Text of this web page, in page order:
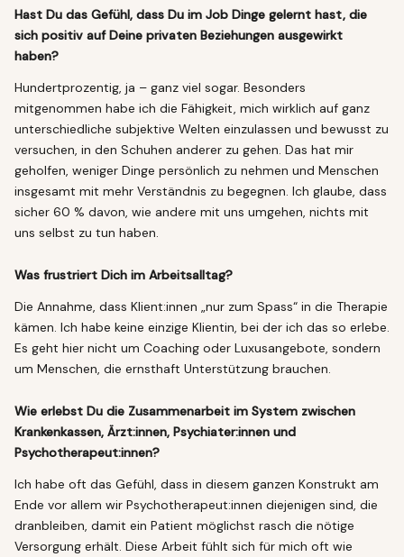
Hast Du das Gefühl, dass Du im Job Dinge gelernt hast, die
sich positiv auf Deine privaten Beziehungen ausgewirkt
haben?
Hundertprozentig, ja – ganz viel sogar. Besonders
mitgenommen habe ich die Fähigkeit, mich wirklich auf ganz
unterschiedliche subjektive Welten einzulassen und bewusst zu
versuchen, in den Schuhen anderer zu gehen. Das hat mir
geholfen, weniger Dinge persönlich zu nehmen und Menschen
insgesamt mit mehr Verständnis zu begegnen. Ich glaube, dass
sicher 60 % davon, wie andere mit uns umgehen, nichts mit
uns selbst zu tun haben.
Was frustriert Dich im Arbeitsalltag?
Die Annahme, dass Klient:innen „nur zum Spass“ in die Therapie
kämen. Ich habe keine einzige Klientin, bei der ich das so erlebe.
Es geht hier nicht um Coaching oder Luxusangebote, sondern
um Menschen, die ernsthaft Unterstützung brauchen.
Wie erlebst Du die Zusammenarbeit im System zwischen
Krankenkassen, Ärzt:innen, Psychiater:innen und
Psychotherapeut:innen?
Ich habe oft das Gefühl, dass in diesem ganzen Konstrukt am
Ende vor allem wir Psychotherapeut:innen diejenigen sind, die
dranbleiben, damit ein Patient möglichst rasch die nötige
Versorgung erhält. Diese Arbeit fühlt sich für mich oft wie